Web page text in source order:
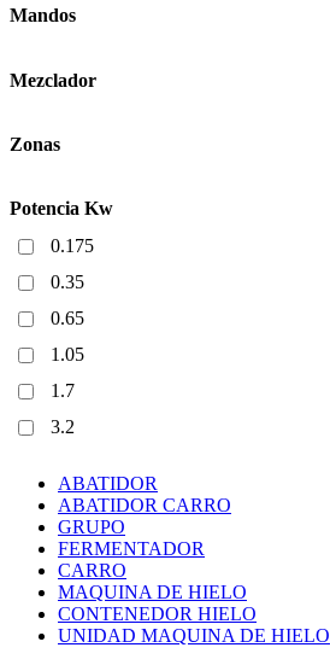
Mandos
Mezclador
Zonas
Potencia Kw
0.175
0.35
0.65
1.05
1.7
3.2
ABATIDOR
ABATIDOR CARRO
GRUPO
FERMENTADOR
CARRO
MAQUINA DE HIELO
CONTENEDOR HIELO
UNIDAD MAQUINA DE HIELO